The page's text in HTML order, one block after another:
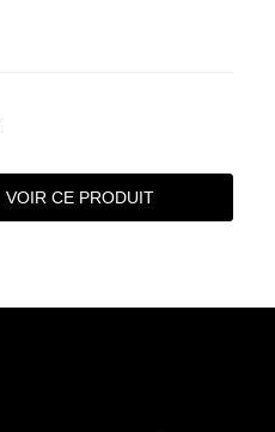
VOIR CE PRODUIT